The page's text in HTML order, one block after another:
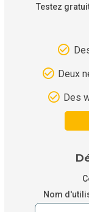
Testez
Deux
Des
Nom